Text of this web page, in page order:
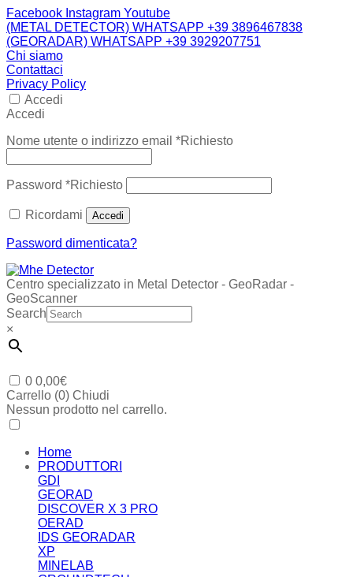
Facebook Instagram Youtube
(METAL DETECTOR) WHATSAPP +39 3896467838
(GEORADAR) WHATSAPP +39 3929207751
Chi siamo
Contattaci
Privacy Policy
Accedi
Accedi
Nome utente o indirizzo email *Richiesto
Password *Richiesto
Ricordami Accedi
Password dimenticata?
Centro specializzato in Metal Detector - GeoRadar -
GeoScanner
Search
×
0 0,00€
Carrello (0) Chiudi
Nessun prodotto nel carrello.
Home
PRODUTTORI
GDI
GEORAD
DISCOVER X 3 PRO
OERAD
IDS GEORADAR
XP
MINELAB